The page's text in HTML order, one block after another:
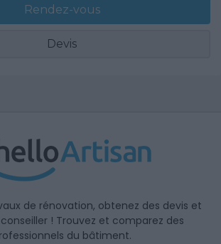
Rendez-vous
Devis
de rénovation, obtenez des devis et
! Trouvez et comparez des
du bâtiment.